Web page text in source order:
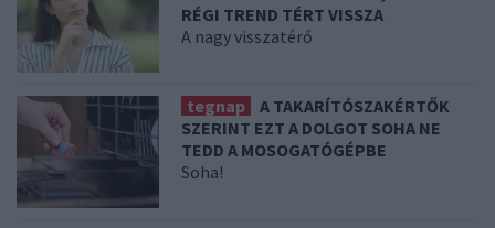
RÉGI TREND TÉRT VISSZA
A nagy visszatérő
tegnap
A TAKARÍTÓSZAKÉRTŐK
SZERINT EZT A DOLGOT SOHA NE
TEDD A MOSOGATÓGÉPBE
Soha!